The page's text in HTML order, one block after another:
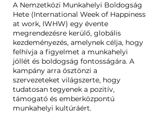
A Nemzetközi Munkahelyi Boldogság
Hete (International Week of Happiness
at work, IWHW) egy évente
megrendezésre kerülő, globális
kezdeményezés, amelynek célja, hogy
felhívja a figyelmet a munkahelyi
jóllét és boldogság fontosságára. A
kampány arra ösztönzi a
szervezeteket világszerte, hogy
tudatosan tegyenek a pozitív,
támogató és emberközpontú
munkahelyi kultúráért.